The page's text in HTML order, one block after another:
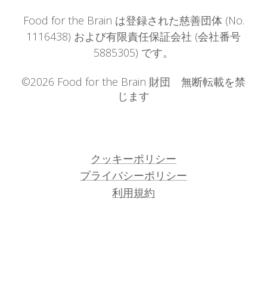
Food for the Brain は登録された慈善団体 (No.
1116438) および有限責任保証会社 (会社番号
5885305) です。
©2026 Food for the Brain 財団 無断転載を禁
じます
クッキーポリシー
プライバシーポリシー
利用規約